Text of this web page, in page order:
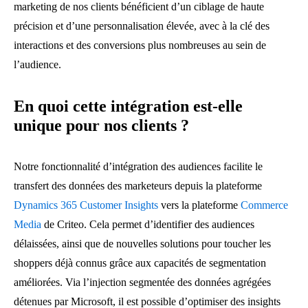
marketing de nos clients bénéficient d’un ciblage de haute
précision et d’une personnalisation élevée, avec à la clé des
interactions et des conversions plus nombreuses au sein de
l’audience.
En quoi cette intégration est-elle
unique pour nos clients ?
Notre fonctionnalité d’intégration des audiences facilite le
transfert des données des marketeurs depuis la plateforme
Dynamics 365 Customer Insights vers la plateforme Commerce
Media de Criteo. Cela permet d’identifier des audiences
délaissées, ainsi que de nouvelles solutions pour toucher les
shoppers déjà connus grâce aux capacités de segmentation
améliorées. Via l’injection segmentée des données agrégées
détenues par Microsoft, il est possible d’optimiser des insights